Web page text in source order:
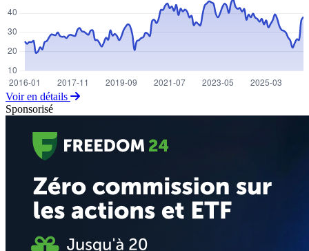
Voir en détails
Sponsorisé